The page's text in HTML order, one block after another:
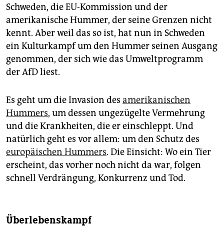
Schweden, die EU-Kommission und der
amerikanische Hummer, der seine Grenzen nicht
kennt. Aber weil das so ist, hat nun in Schweden
ein Kulturkampf um den Hummer seinen Ausgang
genommen, der sich wie das Umweltprogramm
der AfD liest.
Es geht um die Invasion des amerikanischen
Hummers, um dessen ungezügelte Vermehrung
und die Krankheiten, die er einschleppt. Und
natürlich geht es vor allem: um den Schutz des
europäischen Hummers. Die Einsicht: Wo ein Tier
erscheint, das vorher noch nicht da war, folgen
schnell Verdrängung, Konkurrenz und Tod.
Überlebenskampf